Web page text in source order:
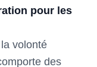
pour les
volonté
des